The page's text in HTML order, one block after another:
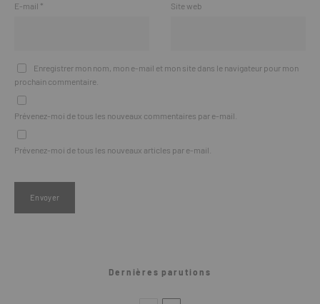
E-mail * Site web
Enregistrer mon nom, mon e-mail et mon site dans le navigateur pour mon
prochain commentaire.
Prévenez-moi de tous les nouveaux commentaires par e-mail.
Prévenez-moi de tous les nouveaux articles par e-mail.
Dernières parutions